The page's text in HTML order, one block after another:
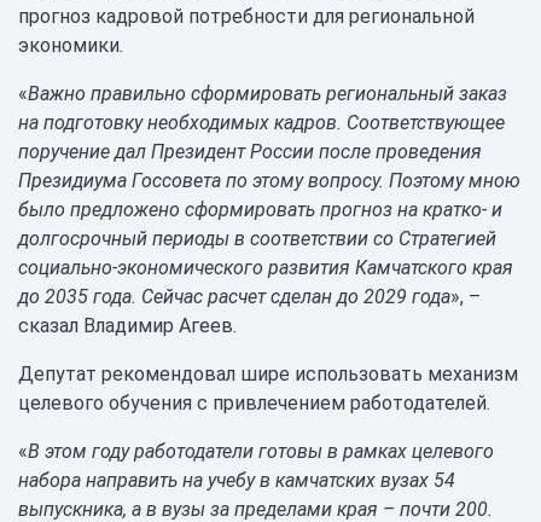
прогноз кадровой потребности для региональной
экономики.
«Важно правильно сформировать региональный заказ
на подготовку необходимых кадров. Соответствующее
поручение дал Президент России после проведения
Президиума Госсовета по этому вопросу. Поэтому мною
было предложено сформировать прогноз на кратко- и
долгосрочный периоды в соответствии со Стратегией
социально-экономического развития Камчатского края
до 2035 года. Сейчас расчет сделан до 2029 года», –
сказал Владимир Агеев.
Депутат рекомендовал шире использовать механизм
целевого обучения с привлечением работодателей.
«В этом году работодатели готовы в рамках целевого
набора направить на учебу в камчатских вузах 54
выпускника, а в вузы за пределами края – почти 200.